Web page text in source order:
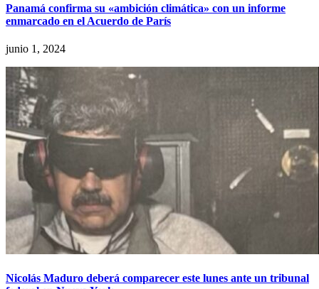
Panamá confirma su «ambición climática» con un informe
enmarcado en el Acuerdo de París
junio 1, 2024
Nicolás Maduro deberá comparecer este lunes ante un tribunal